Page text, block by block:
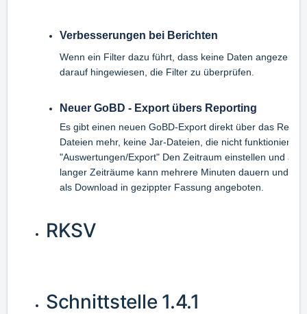
Verbesserungen bei Berichten
Wenn ein Filter dazu führt, dass keine Daten angezeigt
darauf hingewiesen, die Filter zu überprüfen.
Neuer GoBD - Export übers Reporting
Es gibt einen neuen GoBD-Export direkt über das
Dateien mehr, keine Jar-Dateien, die nicht
"Auswertungen/Export" Den Zeitraum einstellen und
langer Zeiträume kann mehrere Minuten dauern und
als Download in gezippter Fassung angeboten.
RKSV
Schnittstelle 1.4.1